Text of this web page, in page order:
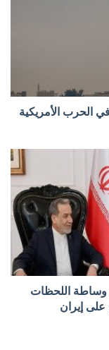
الحرب الأمريكية
وساطة اللحظات
إيران